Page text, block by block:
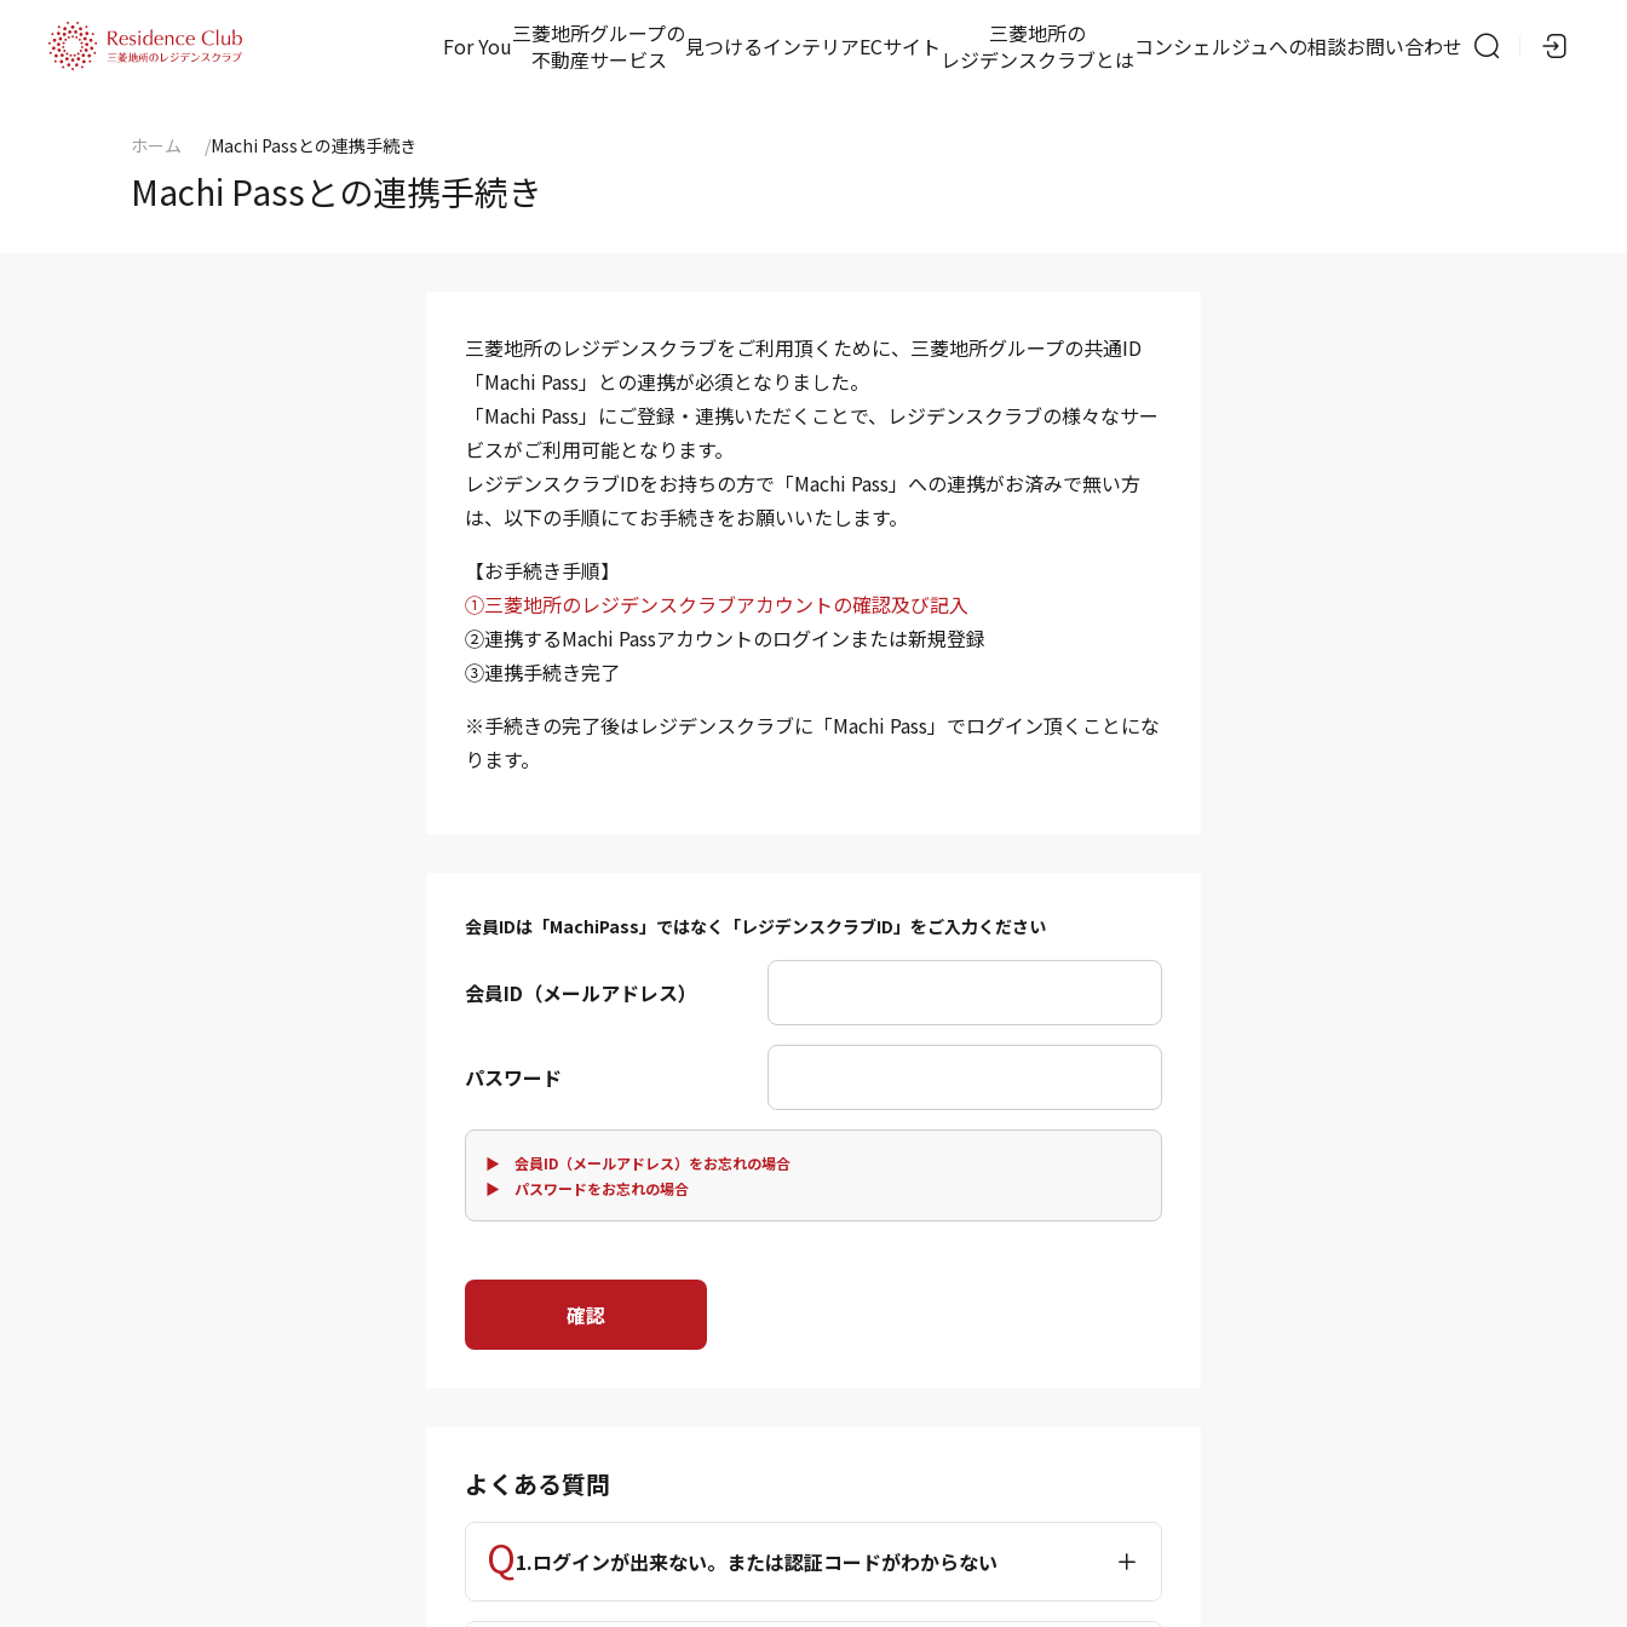
For You三菱地所グループの
不動産サービス
見つけるインテリアECサイト
三菱地所の
レジデンスクラブとはコンシェルジュへの相談お問い合わせ
ホーム Machi Passとの連携手続き
Machi Passとの連携手続き
三菱地所のレジデンスクラブをご利用頂くために、三菱地所グループの共通ID
「Machi Pass」との連携が必須となりました。
「Machi Pass」にご登録・連携いただくことで、レジデンスクラブの様々なサー
ビスがご利用可能となります。
レジデンスクラブIDをお持ちの方で「Machi Pass」への連携がお済みで無い方
は、以下の手順にてお手続きをお願いいたします。
【お手続き手順】
①三菱地所のレジデンスクラブアカウントの確認及び記入
②連携するMachi Passアカウントのログインまたは新規登録
③連携手続き完了
※手続きの完了後はレジデンスクラブに「Machi Pass」でログイン頂くことにな
ります。
会員IDは「MachiPass」ではなく「レジデンスクラブID」をご入力ください
会員ID（メールアドレス）
パスワード
▶ 会員ID（メールアドレス）をお忘れの場合
▶ パスワードをお忘れの場合
確認
よくある質問
1.ログインが出来ない。または認証コードがわからない